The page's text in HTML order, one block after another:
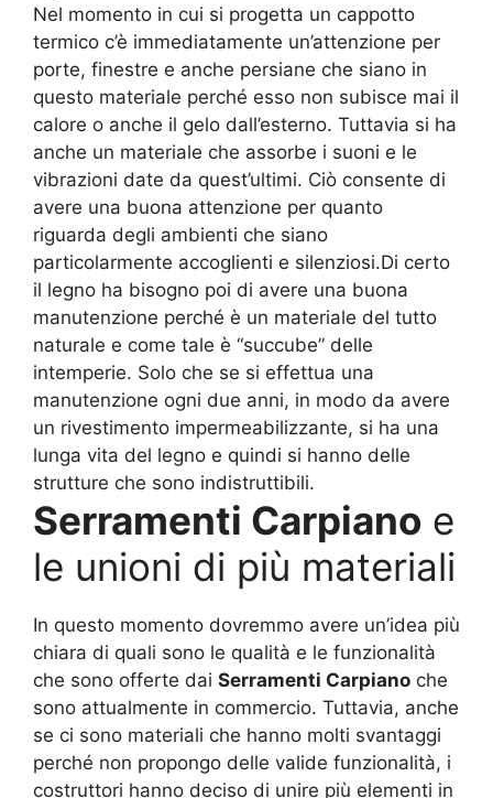
Nel momento in cui si progetta un cappotto
termico c’è immediatamente un’attenzione per
porte, finestre e anche persiane che siano in
questo materiale perché esso non subisce mai il
calore o anche il gelo dall’esterno. Tuttavia si ha
anche un materiale che assorbe i suoni e le
vibrazioni date da quest’ultimi. Ciò consente di
avere una buona attenzione per quanto
riguarda degli ambienti che siano
particolarmente accoglienti e silenziosi.Di certo
il legno ha bisogno poi di avere una buona
manutenzione perché è un materiale del tutto
naturale e come tale è “succube” delle
intemperie. Solo che se si effettua una
manutenzione ogni due anni, in modo da avere
un rivestimento impermeabilizzante, si ha una
lunga vita del legno e quindi si hanno delle
strutture che sono indistruttibili.
Serramenti Carpiano e
le unioni di più materiali
In questo momento dovremmo avere un’idea più
chiara di quali sono le qualità e le funzionalità
che sono offerte dai Serramenti Carpiano che
sono attualmente in commercio. Tuttavia, anche
se ci sono materiali che hanno molti svantaggi
perché non propongo delle valide funzionalità, i
costruttori hanno deciso di unire più elementi in